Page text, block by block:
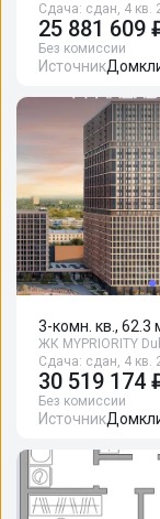
Сдача: сдан, 4 кв.
25 881 609
Без комиссии
Источник
3-комн. кв., 62.3
ЖК MYPRIORITY
Сдача: сдан, 4 кв.
30 519 174
Без комиссии
Источник